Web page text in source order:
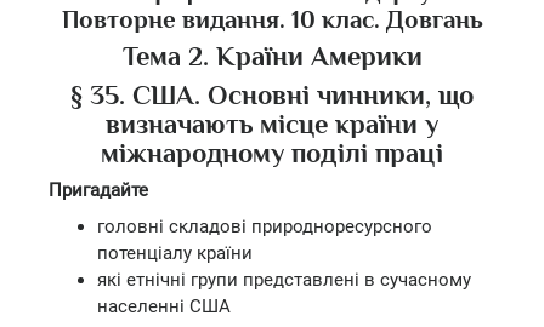
Повторне видання. 10 клас. Довгань
Тема 2. Країни Америки
§ 35. США. Основні чинники, що
визначають місце країни у
міжнародному поділі праці
Пригадайте
головні складові природноресурсного
потенціалу країни
які етнічні групи представлені в сучасному
населенні США